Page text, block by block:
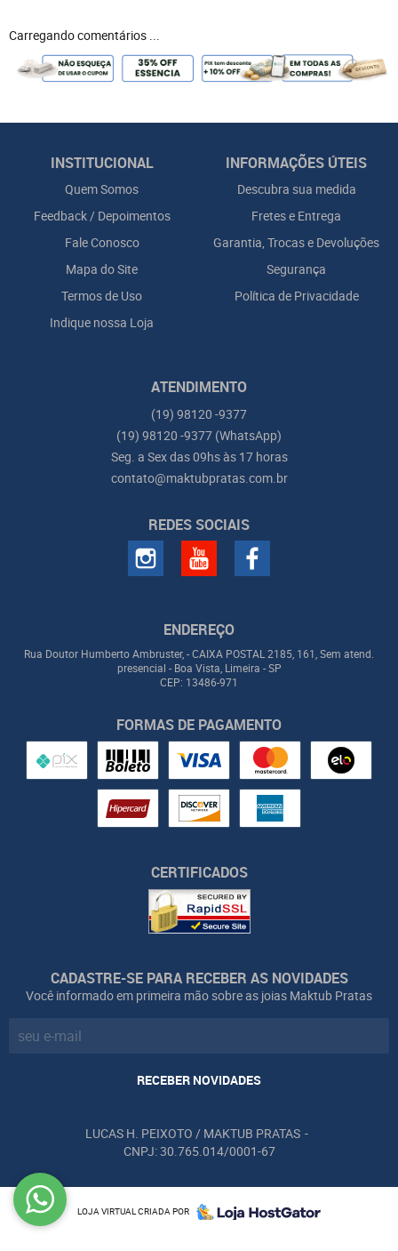
Carregando comentários ...
INSTITUCIONAL
Quem Somos
Feedback / Depoimentos
Fale Conosco
Mapa do Site
Termos de Uso
Indique nossa Loja
INFORMAÇÕES ÚTEIS
Descubra sua medida
Fretes e Entrega
Garantia, Trocas e Devoluções
Segurança
Política de Privacidade
ATENDIMENTO
(19) 98120 -9377
(19) 98120 -9377 (WhatsApp)
Seg. a Sex das 09hs às 17 horas
contato@maktubpratas.com.br
REDES SOCIAIS
ENDEREÇO
Rua Doutor Humberto Ambruster, - CAIXA POSTAL 2185, 161, Sem atend.
presencial - Boa Vista, Limeira -SP
CEP: 13486-971
FORMAS DE PAGAMENTO
CERTIFICADOS
CADASTRE-SE PARA RECEBER AS NOVIDADES
Você informado em primeira mão sobre as joias Maktub Pratas
RECEBER NOVIDADES
LUCAS H. PEIXOTO / MAKTUB PRATAS
CNPJ: 30.765.014/0001-67
LOJA VIRTUAL CRIADA POR